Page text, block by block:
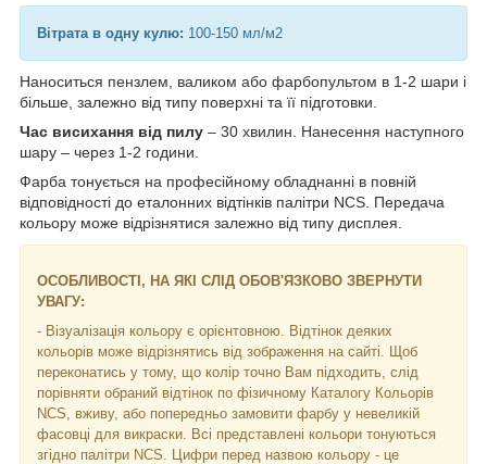
Вітрата в одну кулю: 100-150 мл/м2
Наноситься пензлем, валиком або фарбопультом в 1-2 шари і
більше, залежно від типу поверхні та її підготовки.
Час висихання від пилу – 30 хвилин. Нанесення наступного
шару – через 1-2 години.
Фарба тонується на професійному обладнанні в повній
відповідності до еталонних відтінків палітри NCS. Передача
кольору може відрізнятися залежно від типу дисплея.
ОСОБЛИВОСТІ, НА ЯКІ СЛІД ОБОВ'ЯЗКОВО ЗВЕРНУТИ
УВАГУ:
- Візуалізація кольору є орієнтовною. Відтінок деяких
кольорів може відрізнятись від зображення на сайті. Щоб
переконатись у тому, що колір точно Вам підходить, слід
порівняти обраний відтінок по фізичному Каталогу Кольорів
NCS, вживу, або попередньо замовити фарбу у невеликій
фасовці для викраски. Всі представлені кольори тонуються
згідно палітри NCS. Цифри перед назвою кольору - це